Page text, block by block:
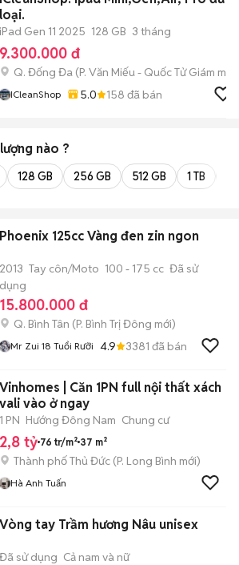
loại.
iPad Gen 11 2025 128 GB 3 tháng
9.300.000 đ
Q. Đống Đa (P. Văn Miếu - Quốc Tử Giám mới)
ICleanShop 5.0 158 đã bán
nào ?
128 GB 256 GB 512 GB 1 TB
Phoenix 125cc Vàng đen zin ngon
2013 Tay côn/Moto 100 - 175 cc Đã sử
dụng
15.800.000 đ
Q. Bình Tân (P. Bình Trị Đông mới)
Mr Zui 18 Tuổi Rưỡi 4.9 3381 đã bán
Vinhomes | Căn 1PN full nội thất xách
vali vào ở ngay
1 PN Hướng Đông Nam Chung cư
2,8 tỷ 76 tr/m² 37 m²
Thành phố Thủ Đức (P. Long Bình mới)
Hà Anh Tuấn
Vòng tay Trầm hương Nâu unisex
Đã sử dụng Cả nam và nữ